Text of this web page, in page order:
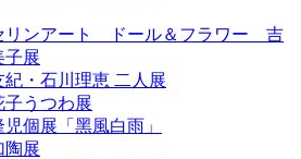
リンアート ドール＆フラワー 吉
子展
紀・石川理恵 二人展
子うつわ展
個展「黑風白雨」
陶展